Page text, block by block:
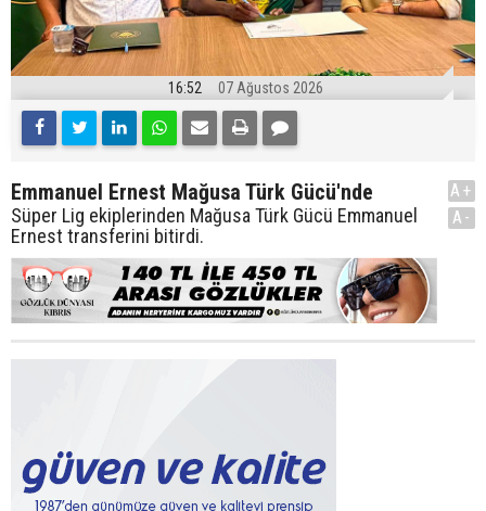
16:52 07 Ağustos 2026
Emmanuel Ernest Mağusa Türk Gücü'nde
Süper Lig ekiplerinden Mağusa Türk Gücü Emmanuel
Ernest transferini bitirdi.
A+
A-